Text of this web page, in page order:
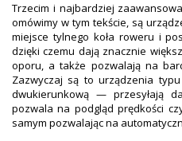
Trzecim i najbardziej
omówimy w tym tekście, są
miejsce tylnego koła roweru i
dzięki czemu dają znacznie
oporu, a także pozwalają na
Zazwyczaj są to urządzenia
dwukierunkową — przesyłają
pozwala na podgląd prędkości
samym pozwalając na